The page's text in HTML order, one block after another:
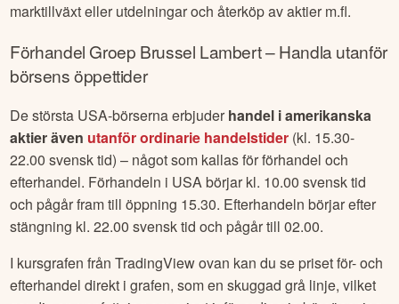
marktillväxt eller utdelningar och återköp av aktier m.fl.
Förhandel Groep Brussel Lambert– Handla utanför
börsens öppettider
De största USA-börserna erbjuder handel i amerikanska
aktier även utanför ordinarie handelstider (kl. 15.30-
22.00 svensk tid) – något som kallas för förhandel och
efterhandel. Förhandeln i USA börjar kl. 10.00 svensk tid
och pågår fram till öppning 15.30. Efterhandeln börjar efter
stängning kl. 22.00 svensk tid och pågår till 02.00.
I kursgrafen från TradingView ovan kan du se priset för- och
efterhandel direkt i grafen, som en skuggad grå linje, vilket